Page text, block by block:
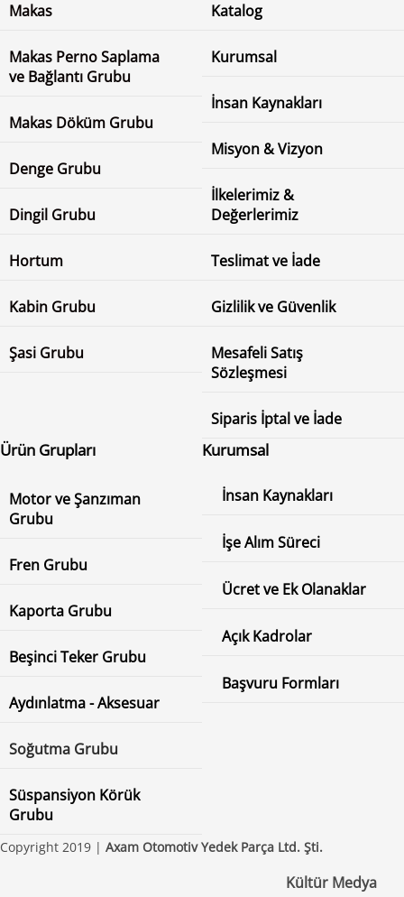
Makas
Makas Perno Saplama
ve Bağlantı Grubu
Makas Döküm Grubu
Denge Grubu
Dingil Grubu
Hortum
Kabin Grubu
Şasi Grubu
Katalog
Kurumsal
İnsan Kaynakları
Misyon & Vizyon
İlkelerimiz &
Değerlerimiz
Teslimat ve İade
Gizlilik ve Güvenlik
Mesafeli Satış
Sözleşmesi
Siparis İptal ve İade
Ürün Grupları
Motor ve Şanzıman
Grubu
Fren Grubu
Kaporta Grubu
Beşinci Teker Grubu
Aydınlatma - Aksesuar
Soğutma Grubu
Süspansiyon Körük
Grubu
Kurumsal
İnsan Kaynakları
İşe Alım Süreci
Ücret ve Ek Olanaklar
Açık Kadrolar
Başvuru Formları
Copyright 2019 | Axam Otomotiv Yedek Parça Ltd. Şti.
Kültür Medya